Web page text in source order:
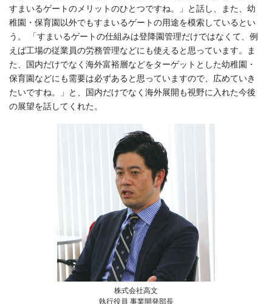
すまいるゲートのメリットのひとつですね。」と話し、また、幼
稚園・保育園以外でもすまいるゲートの用途を模索しているとい
う。 「すまいるゲートの仕組みは登降園管理だけではなくて、例
えば工場の従業員の労務管理などにも使えると思っています。ま
た、国内だけでなく海外富裕層などをターゲットとした幼稚園・
保育園などにも需要は必ずあると思っていますので、広めていき
たいですね。」と、国内だけでなく海外展開も視野に入れた今後
の展望を話してくれた。
株式会社高文
執行役員 事業開発部長